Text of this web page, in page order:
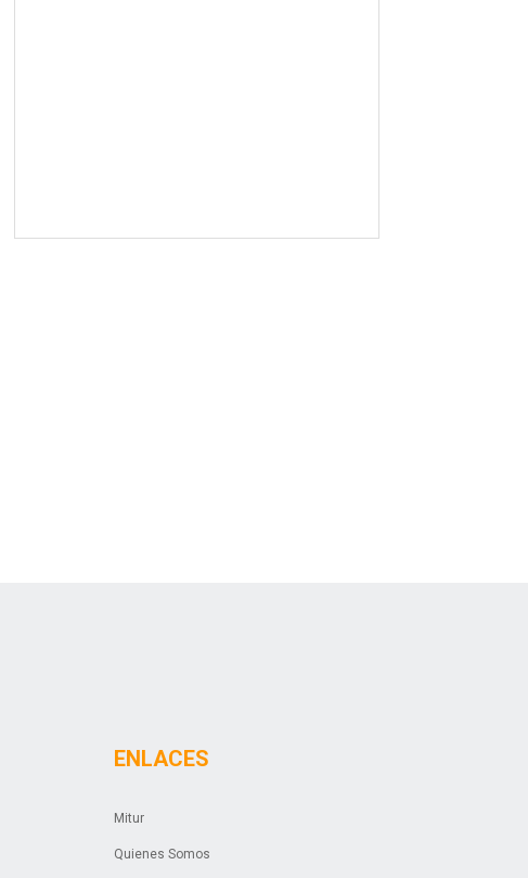
ENLACES
Mitur
Quienes Somos